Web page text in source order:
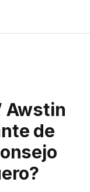
Awstin
de